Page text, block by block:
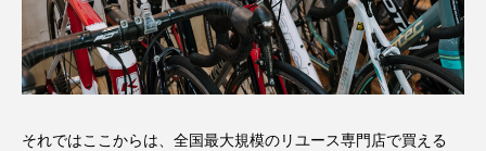
それではここからは、全国最大規模のリユース専門店で買える